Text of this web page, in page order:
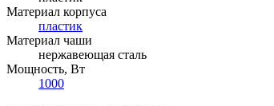
Материал корпуса
пластик
Материал чаши
нержавеющая сталь
Мощность, Вт
1000